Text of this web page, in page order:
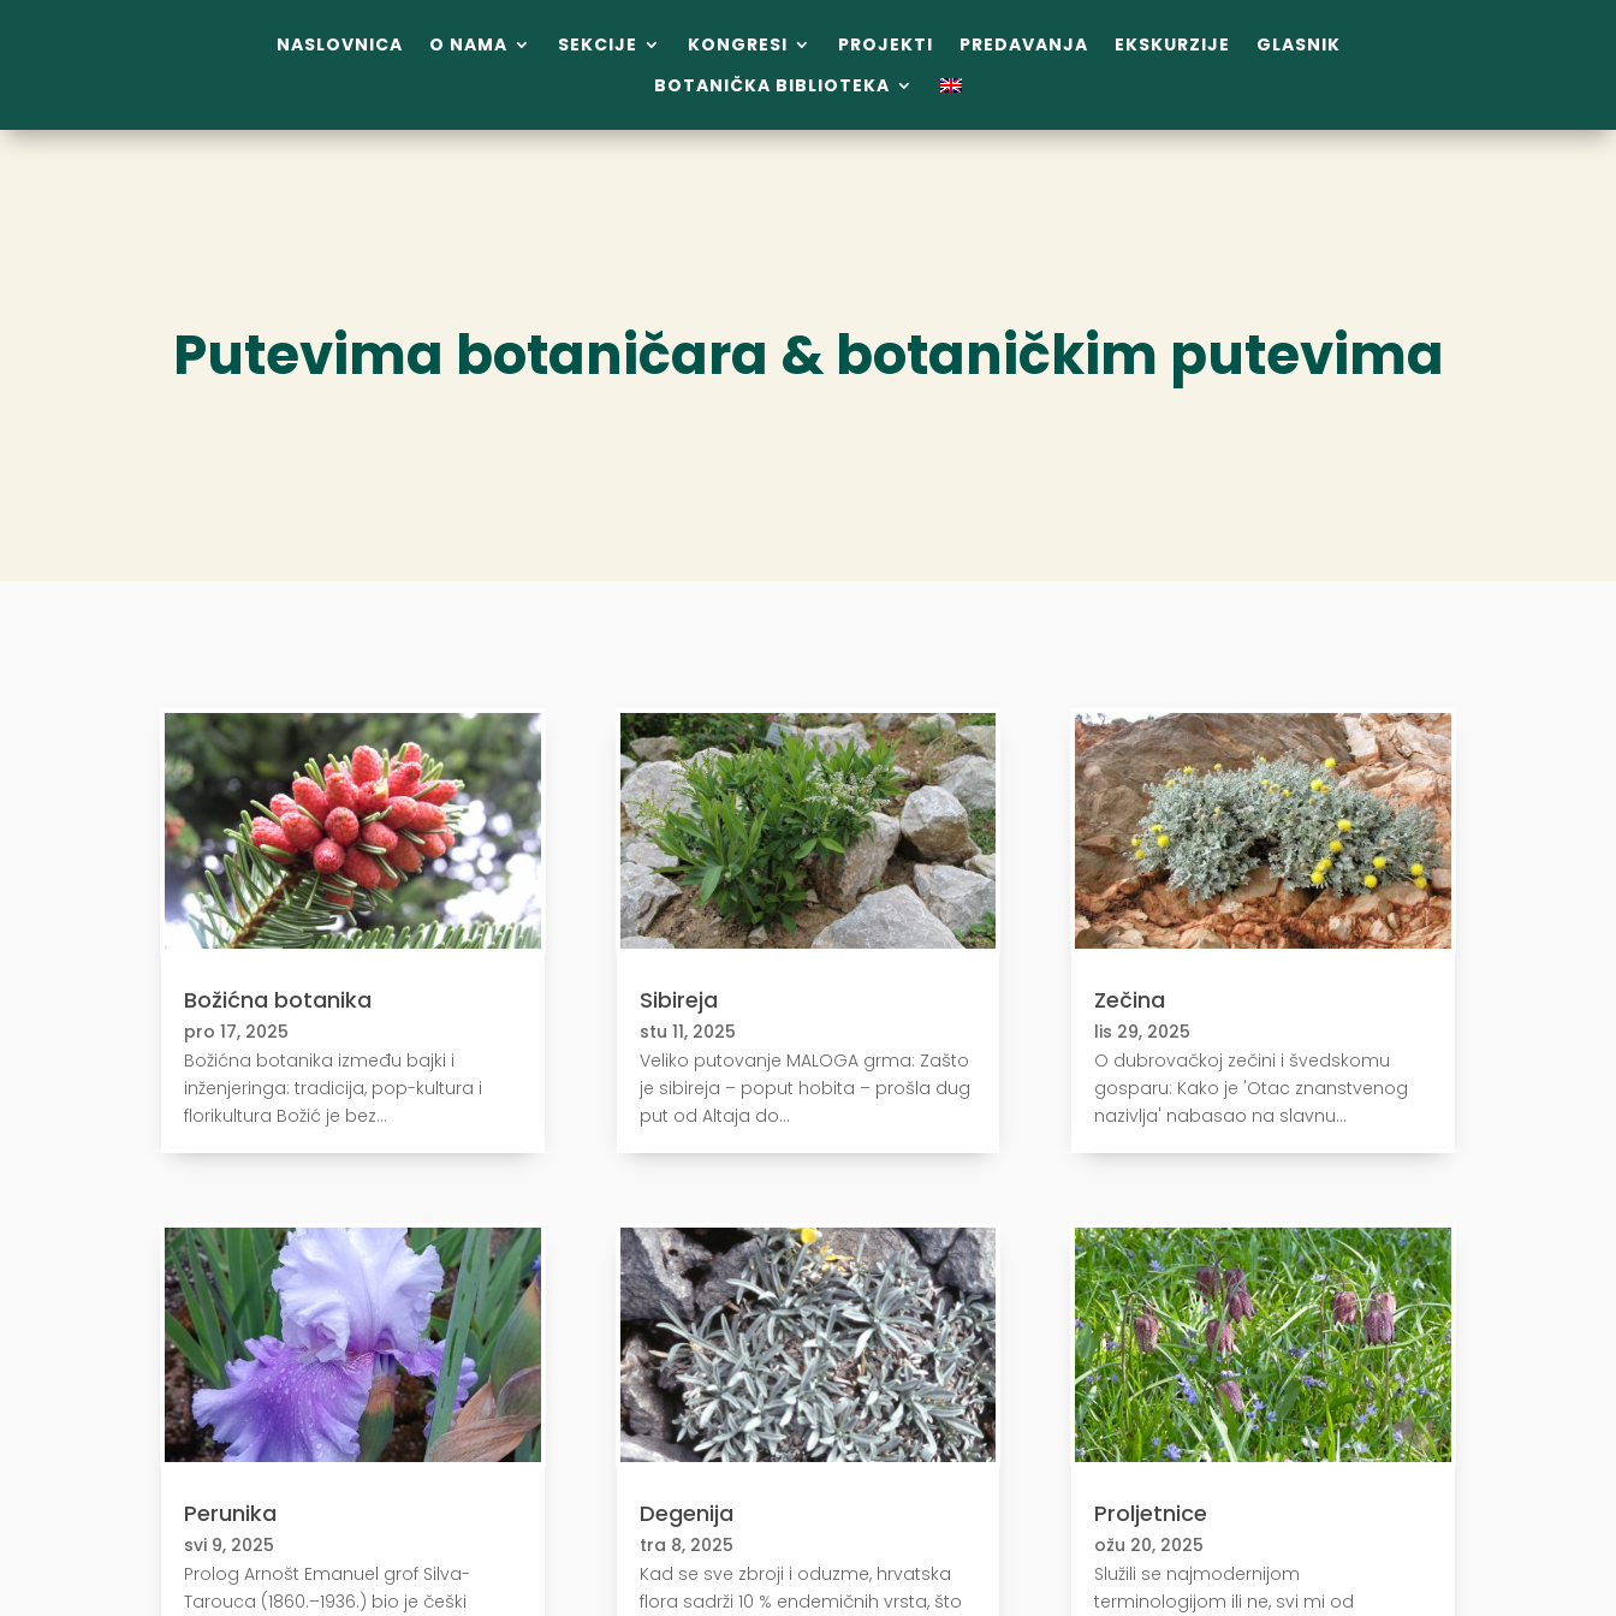
NASLOVNICA O NAMA SEKCIJE KONGRESI PROJEKTI PREDAVANJA EKSKURZIJE
GLASNIK
BOTANIČKA BIBLIOTEKA
Putevima botaničara & botaničkim putevima
Božićna botanika
pro 17, 2025
Božićna botanika između bajki i
inženjeringa: tradicija, pop-kultura i
florikultura Božić je bez...
Perunika
svi 9, 2025
Prolog Arnošt Emanuel grof Silva-
Tarouca (1860.–1936.) bio je češki
Sibireja
stu 11, 2025
Veliko putovanje MALOGA grma: Zašto
je sibireja – poput hobita – prošla dug
put od Altaja do...
Degenija
tra 8, 2025
Kad se sve zbroji i oduzme, hrvatska
flora sadrži 10 % endemičnih vrsta, što
Zečina
lis 29, 2025
O dubrovačkoj zečini i švedskomu
gosparu: Kako je 'Otac znanstvenog
nazivlja' nabasao na slavnu...
Proljetnice
ožu 20, 2025
Služili se najmodernijom
terminologijom ili ne, svi mi od